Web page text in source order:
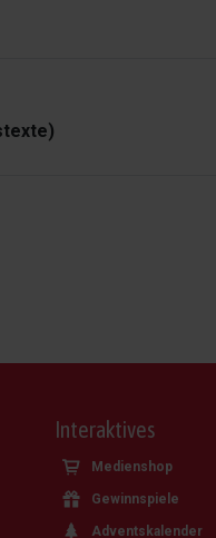
Interaktives
Medienshop
Gewinnspiele
Adventskalender